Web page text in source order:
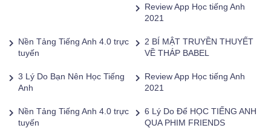
Review App Học tiếng Anh
2021
Nền Tảng Tiếng Anh 4.0 trực
tuyến
2 BÍ MẬT TRUYỀN THUYẾT
VỀ THÁP BABEL
3 Lý Do Bạn Nên Học Tiếng
Anh
Review App Học tiếng Anh
2021
Nền Tảng Tiếng Anh 4.0 trực
tuyến
6 Lý Do Để HỌC TIẾNG ANH
QUA PHIM FRIENDS